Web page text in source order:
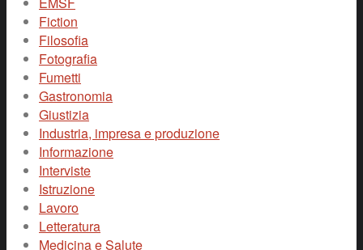
Fiction
Filosofia
Fotografia
Fumetti
Gastronomia
Giustizia
Industria, impresa e produzione
Informazione
Interviste
Istruzione
Lavoro
Letteratura
Medicina e Salute